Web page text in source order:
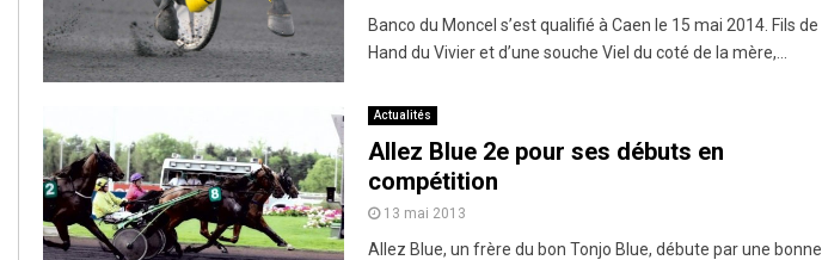
Banco du Moncel s’est qualifié à Caen le 15 mai 2014. Fils de
Hand du Vivier et d’une souche Viel du coté de la mère,...
Actualités
Allez Blue 2e pour ses débuts en
compétition
13 mai 2013
Allez Blue, un frère du bon Tonjo Blue, débute par une bonne